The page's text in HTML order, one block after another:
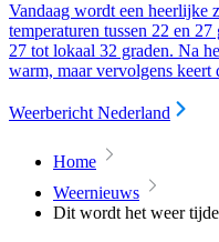
Vandaag wordt een heerlijke
temperaturen tussen 22 en
27 tot lokaal 32 graden. Na
warm, maar vervolgens keert
Weerbericht Nederland
Home
Weernieuws
Dit wordt het weer